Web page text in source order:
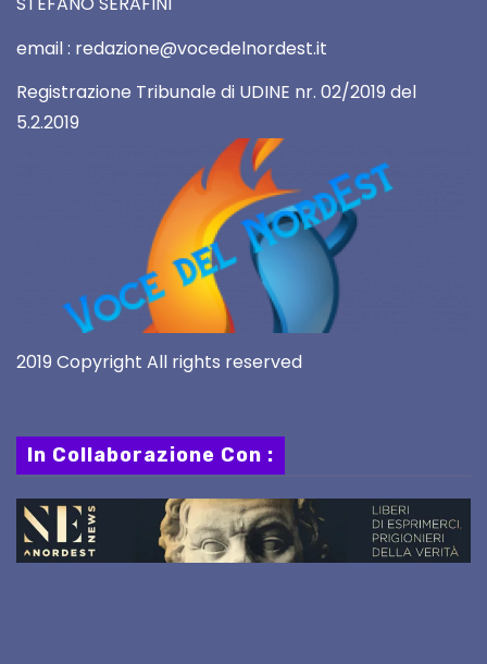
email : redazione@vocedelnordest.it
Registrazione Tribunale di UDINE nr. 02/2019 del
5.2.2019
2019 Copyright All rights reserved
In Collaborazione Con :